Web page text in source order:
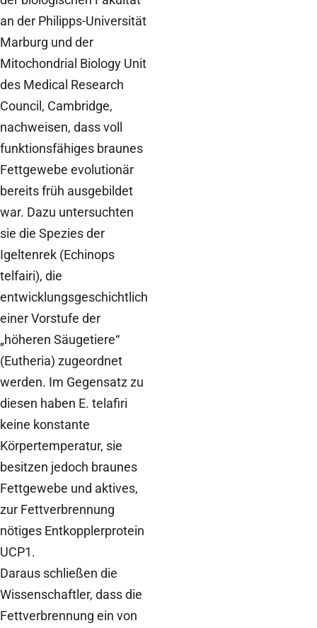
an der Philipps-Universität
Marburg und der
Mitochondrial Biology Unit
des Medical Research
Council, Cambridge,
nachweisen, dass voll
funktionsfähiges braunes
Fettgewebe evolutionär
bereits früh ausgebildet
war. Dazu untersuchten
sie die Spezies der
Igeltenrek (Echinops
telfairi), die
entwicklungsgeschichtlich
einer Vorstufe der
„höheren Säugetiere“
(Eutheria) zugeordnet
werden. Im Gegensatz zu
diesen haben E. telafiri
keine konstante
Körpertemperatur, sie
besitzen jedoch braunes
Fettgewebe und aktives,
zur Fettverbrennung
nötiges Entkopplerprotein
UCP1.
Daraus schließen die
Wissenschaftler, dass die
Fettverbrennung ein von